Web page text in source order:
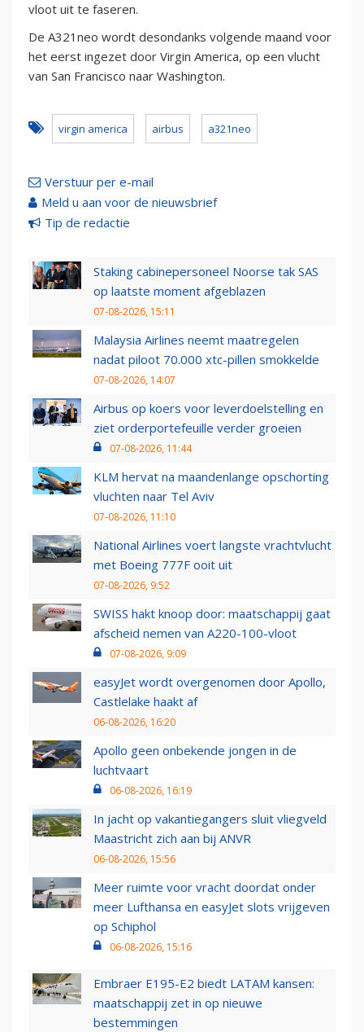
vloot uit te faseren.
De A321neo wordt desondanks volgende maand voor
het eerst ingezet door Virgin America, op een vlucht
van San Francisco naar Washington.
virgin america airbus a321neo
Verstuur per e-mail
Meld u aan voor de nieuwsbrief
Tip de redactie
Staking cabinepersoneel Noorse tak SAS
op laatste moment afgeblazen
07-08-2026, 15:11
Malaysia Airlines neemt maatregelen
nadat piloot 70.000 xtc-pillen smokkelde
07-08-2026, 14:07
Airbus op koers voor leverdoelstelling en
ziet orderportefeuille verder groeien
07-08-2026, 11:44
KLM hervat na maandenlange opschorting
vluchten naar Tel Aviv
07-08-2026, 11:10
National Airlines voert langste vrachtvlucht
met Boeing 777F ooit uit
07-08-2026, 9:52
SWISS hakt knoop door: maatschappij gaat
afscheid nemen van A220-100-vloot
07-08-2026, 9:09
easyJet wordt overgenomen door Apollo,
Castlelake haakt af
06-08-2026, 16:20
Apollo geen onbekende jongen in de
luchtvaart
06-08-2026, 16:19
In jacht op vakantiegangers sluit vliegveld
Maastricht zich aan bij ANVR
06-08-2026, 15:56
Meer ruimte voor vracht doordat onder
meer Lufthansa en easyJet slots vrijgeven
op Schiphol
06-08-2026, 15:16
Embraer E195-E2 biedt LATAM kansen:
maatschappij zet in op nieuwe
bestemmingen